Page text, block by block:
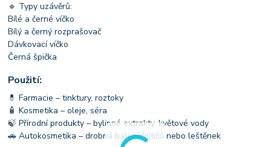
🔹 Typy uzávěrů:
Bílé a černé víčko
Bílý a černý rozprašovač
Dávkovací víčko
Černá špička
Použití:
💊 Farmacie – tinktury, roztoky
🧴 Kosmetika – oleje, séra
🍃 Přírodní produkty – bylinné extrakty, květové vody
🚗 Autokosmetika – drobná balení čističů nebo leštěnek